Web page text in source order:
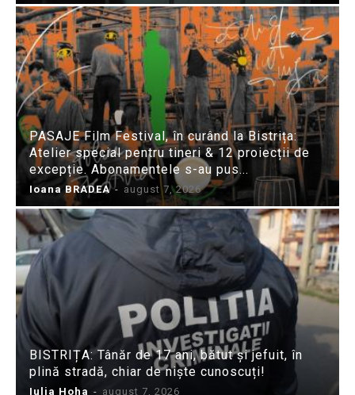
PASAJE Film Festival, în curând la Bistrița:
Atelier special pentru tineri & 12 proiecții de
excepție. Abonamentele s-au pus...
Ioana BRADEA - august 7, 2026
BISTRIȚA: Tânăr de 17 ani, bătut și jefuit, în
plină stradă, chiar de niște cunoscuți!
Iulia Hoha - august 7, 2026